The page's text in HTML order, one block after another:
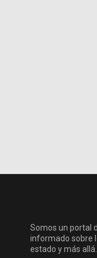
Somos un portal
informado sobre
estado y más allá.